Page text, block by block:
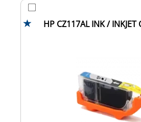
HP CZ117AL INK /